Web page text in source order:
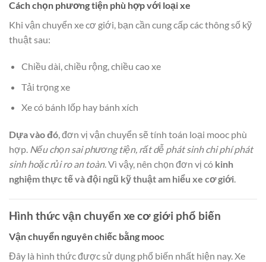
Cách chọn phương tiện phù hợp với loại xe
Khi vận chuyển xe cơ giới, bạn cần cung cấp các thông số kỹ
thuật sau:
Chiều dài, chiều rộng, chiều cao xe
Tải trọng xe
Xe có bánh lốp hay bánh xích
Dựa vào đó, đơn vị vận chuyển sẽ tính toán loại mooc phù
hợp. Nếu chọn sai phương tiện, rất dễ phát sinh chi phí phát
sinh hoặc rủi ro an toàn. Vì vậy, nên chọn đơn vị có kinh
nghiệm thực tế và đội ngũ kỹ thuật am hiểu xe cơ giới.
Hình thức vận chuyển xe cơ giới phổ biến
Vận chuyển nguyên chiếc bằng mooc
Đây là hình thức được sử dụng phổ biến nhất hiện nay. Xe